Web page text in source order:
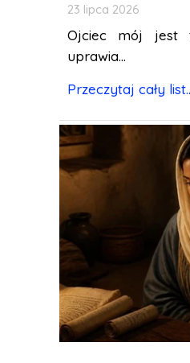
23 lipca 2026
Ojciec mój jest
uprawia...
Przeczytaj cały